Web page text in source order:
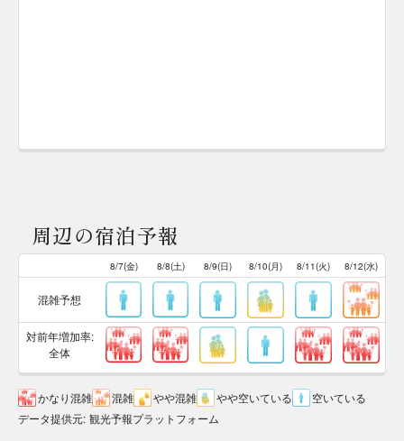
周辺の宿泊予報
8/7(金) 8/8(土) 8/9(日) 8/10(月) 8/11(火) 8/12(水)
混雑予想
対前年増加率:
全体
かなり混雑 混雑 やや混雑 やや空いている
空いている
データ提供元: 観光予報プラットフォーム